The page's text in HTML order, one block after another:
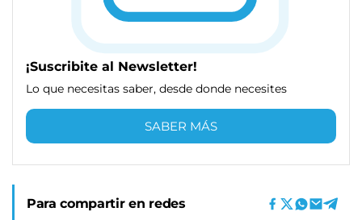
¡Suscribite al Newsletter!
Lo que necesitas saber, desde donde necesites
SABER MÁS
Para compartir en redes